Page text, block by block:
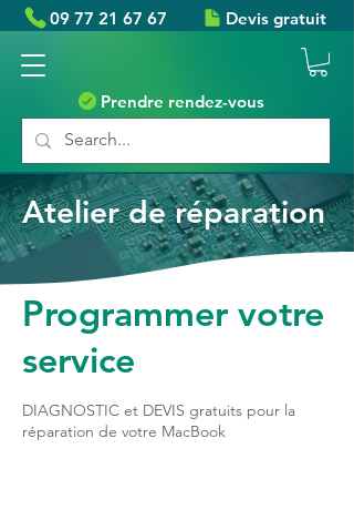
09 77 21 67 67 Devis gratuit
Prendre rendez-vous
Programmer votre
service
DIAGNOSTIC et DEVIS gratuits pour la
réparation de votre MacBook
Atelier de réparation